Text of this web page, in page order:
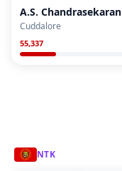
A.S. Chandrasekaran
Cuddalore
55,337
NTK